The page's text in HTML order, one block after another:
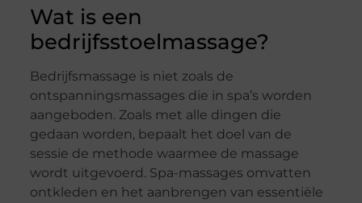
Wat is een
bedrijfsstoelmassage?
Bedrijfsmassage is niet zoals de
ontspanningsmassages die in spa’s worden
aangeboden. Zoals met alle dingen die
gedaan worden, bepaalt het doel van de
sessie de methode waarmee de massage
wordt uitgevoerd. Spa-massages omvatten
ontkleden en het aanbrengen van essentiële